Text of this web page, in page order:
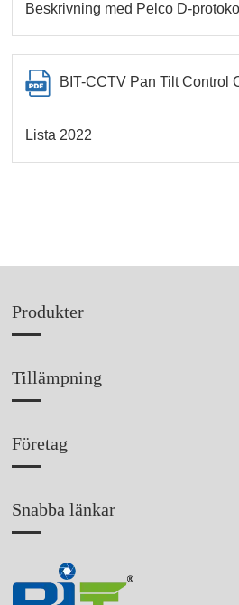
Beskrivning med Pelco D-protokoll
BIT-CCTV Pan Tilt Control
Lista 2022
Produkter
Tillämpning
Företag
Snabba länkar